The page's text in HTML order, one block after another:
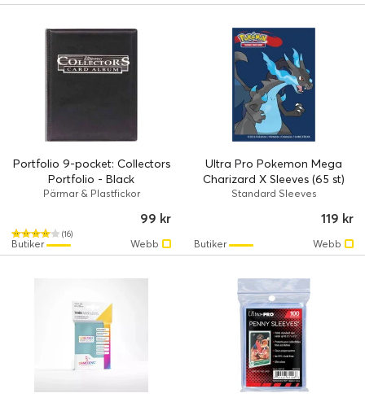
Portfolio 9-pocket: Collectors
Portfolio - Black
Pärmar & Plastfickor
(16)
99 kr
Webb
Butiker
Ultra Pro Pokemon Mega
Charizard X Sleeves (65 st)
Standard Sleeves
119 kr
Webb
Butiker